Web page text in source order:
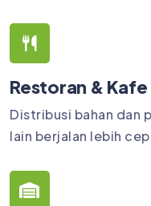
Restoran & Kafe
Distribusi bahan dan
lain berjalan lebih